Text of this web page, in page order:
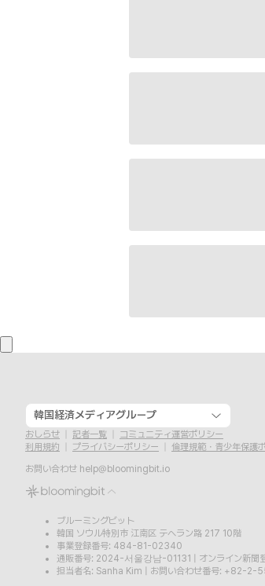
韓国経済メディアグループ
おしらせ 記者一覧
コミュニティ運営ポリシー
利用規約
プライバシーポリシー
倫理規範・青少年保護
お問い合わせ help@bloomingbit.io
ブルーミングビット
韓国 ソウル特別市 江南区 テヘラン路 217 10階
事業登録番号: 484-81-02340
通販番号: 2024-서울강남-01131
オンライン新
担当者名: Sanha Kim
お問い合わせ番号: +82-